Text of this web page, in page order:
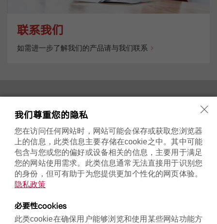
联系我们
如需进一步了解我们的产品请与我们联系
博途品牌历史
博途轻松暖
冷凝壁挂炉
系统组件
售后服务
售后服务
联系我们
联系地址
我们尊重您的隐私
您在访问任何网站时，网站可能会保存或获取您浏览器
上的信息，此类信息主要存储在cookie之中。其中可能
包含与您或您的偏好或设备相关的信息，主要用于满足
您的网站使用需求。此类信息通常无法直接用于识别您
的身份，但可有助于为您提供更加个性化的网页体验。
隐私政策
必要性cookies
此类cookie在确保用户能够浏览和使用某些网站功能方